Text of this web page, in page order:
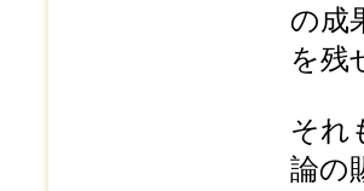
の成
を残
それ
論の